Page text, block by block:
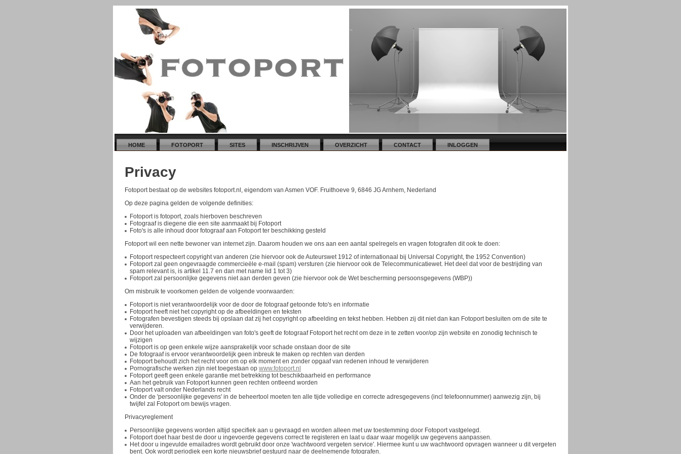
HOME FOTOPORT SITES INSCHRIJVEN OVERZICHT CONTACT INLOGGEN
Privacy
Fotoport bestaat op de websites fotoport.nl, eigendom van Asmen VOF. Fruithoeve 9, 6846 JG Arnhem, Nederland
Op deze pagina gelden de volgende definities:
Fotoport is fotoport, zoals hierboven beschreven
Fotograaf is diegene die een site aanmaakt bij Fotoport
Foto's is alle inhoud door fotograaf aan Fotoport ter beschikking gesteld
Fotoport wil een nette bewoner van internet zijn. Daarom houden we ons aan een aantal spelregels en vragen fotografen dit ook te doen:
Fotoport respecteert copyright van anderen (zie hiervoor ook de Auteurswet 1912 of internationaal bij Universal Copyright, the 1952 Convention)
Fotoport zal geen ongevraagde commercieële e-mail (spam) versturen (zie hiervoor ook de Telecommunicatiewet. Het deel dat voor de bestrijding van
spam relevant is, is artikel 11.7 en dan met name lid 1 tot 3)
Fotoport zal persoonlijke gegevens niet aan derden geven (zie hiervoor ook de Wet bescherming persoonsgegevens (WBP))
Om misbruik te voorkomen gelden de volgende voorwaarden:
Fotoport is niet verantwoordelijk voor de door de fotograaf getoonde foto's en informatie
Fotoport heeft niet het copyright op de afbeeldingen en teksten
Fotografen bevestigen steeds bij opslaan dat zij het copyright op afbeelding en tekst hebben. Hebben zij dit niet dan kan Fotoport besluiten om de site te
verwijderen.
Door het uploaden van afbeeldingen van foto's geeft de fotograaf Fotoport het recht om deze in te zetten voor/op zijn website en zonodig technisch te
wijzigen
Fotoport is op geen enkele wijze aansprakelijk voor schade onstaan door de site
De fotograaf is ervoor verantwoordelijk geen inbreuk te maken op rechten van derden
Fotoport behoudt zich het recht voor om op elk moment en zonder opgaaf van redenen inhoud te verwijderen
Pornografische werken zijn niet toegestaan op www.fotoport.nl
Fotoport geeft geen enkele garantie met betrekking tot beschikbaarheid en performance
Aan het gebruik van Fotoport kunnen geen rechten ontleend worden
Fotoport valt onder Nederlands recht
Onder de 'persoonlijke gegevens' in de beheertool moeten ten alle tijde volledige en correcte adresgegevens (incl telefoonnummer) aanwezig zijn, bij
twijfel zal Fotoport om bewijs vragen.
Privacyreglement
Persoonlijke gegevens worden altijd specifiek aan u gevraagd en worden alleen met uw toestemming door Fotoport vastgelegd.
Fotoport doet haar best de door u ingevoerde gegevens correct te registeren en laat u daar waar mogelijk uw gegevens aanpassen.
Het door u ingevulde emailadres wordt gebruikt door onze 'wachtwoord vergeten service'. Hiermee kunt u uw wachtwoord opvragen wanneer u dit vergeten
bent. Ook wordt periodiek een korte nieuwsbrief gestuurd naar de deelnemende fotografen.